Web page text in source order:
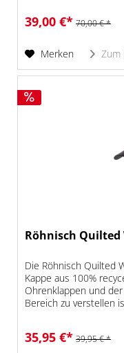
39,00 €* 70,00 € *
Merken Zum
Röhnisch Quilted
Die Röhnisch Quilted
Kappe aus 100%
Ohrenklappen und
Bereich zu verstellen
35,95 €* 39,95 € *